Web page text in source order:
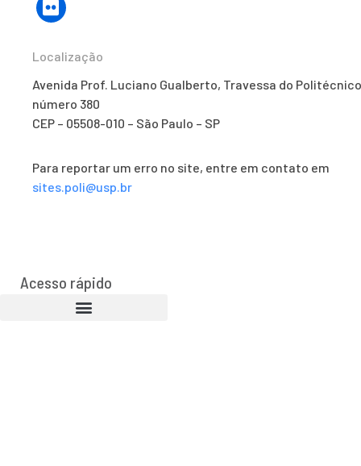
Localização
Avenida Prof. Luciano Gualberto, Travessa do
número 380
CEP – 05508-010 – São Paulo – SP
Para reportar um erro no site, entre em contato em
sites.poli@usp.br
Acesso rápido